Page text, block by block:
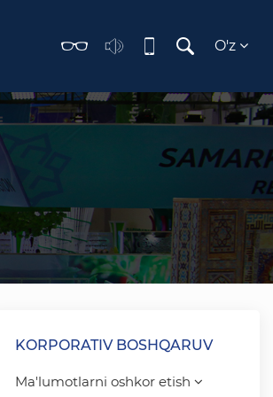
O'z
KORPORATIV BOSHQARUV
Ma'lumotlarni oshkor etish